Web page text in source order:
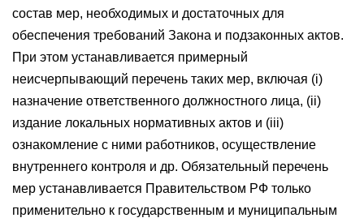
состав мер, необходимых и достаточных для
обеспечения требований Закона и подзаконных актов.
При этом устанавливается примерный
неисчерпывающий перечень таких мер, включая (i)
назначение ответственного должностного лица, (ii)
издание локальных нормативных актов и (iii)
ознакомление с ними работников, осуществление
внутреннего контроля и др. Обязательный перечень
мер устанавливается Правительством РФ только
применительно к государственным и муниципальным